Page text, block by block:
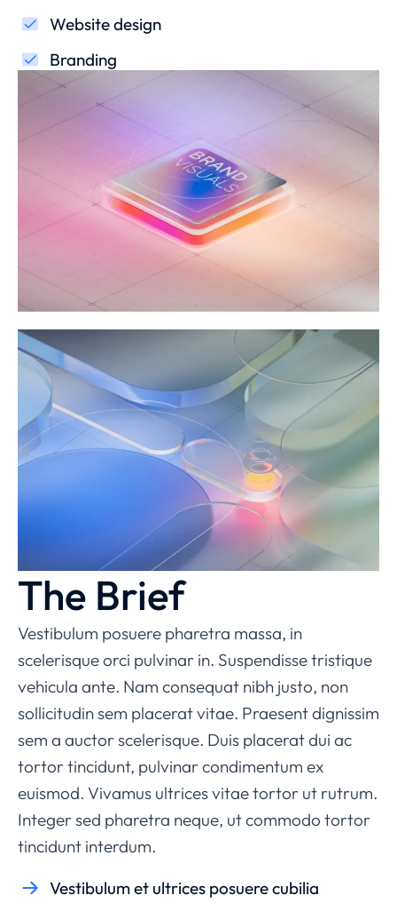
Website design
Branding
The Brief
Vestibulum posuere pharetra massa, in
scelerisque orci pulvinar in. Suspendisse tristique
vehicula ante. Nam consequat nibh justo, non
sollicitudin sem placerat vitae. Praesent dignissim
sem a auctor scelerisque. Duis placerat dui ac
tortor tincidunt, pulvinar condimentum ex
euismod. Vivamus ultrices vitae tortor ut rutrum.
Integer sed pharetra neque, ut commodo tortor
tincidunt interdum.
Vestibulum et ultrices posuere cubilia